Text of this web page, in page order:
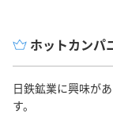
ホットカンパ
日鉄鉱業に興味が
す。